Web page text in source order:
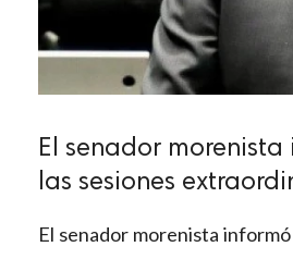
El senador
las sesiones
El senador morenista